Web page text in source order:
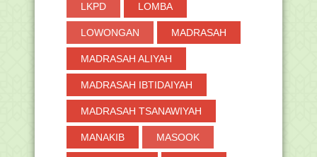
LKPD LOMBA
LOWONGAN MADRASAH
MADRASAH ALIYAH
MADRASAH IBTIDAIYAH
MADRASAH TSANAWIYAH
MANAKIB MASOOK